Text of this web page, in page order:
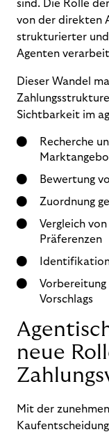
sind. Die Rolle
von der direkten
strukturierter
Agenten
Dieser Wandel
Sichtbarkeit im
Recherche
Bewertung
Zuordnung
Vergleich
Präferenzen
Vorbereitung
Vorschlags
neue
Mit der